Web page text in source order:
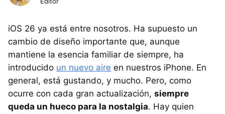
iOS 26 ya está entre nosotros. Ha supuesto un
cambio de diseño importante que, aunque
mantiene la esencia familiar de siempre, ha
introducido un nuevo aire en nuestros iPhone. En
general, está gustando, y mucho. Pero, como
ocurre con cada gran actualización, siempre
queda un hueco para la nostalgia. Hay quien